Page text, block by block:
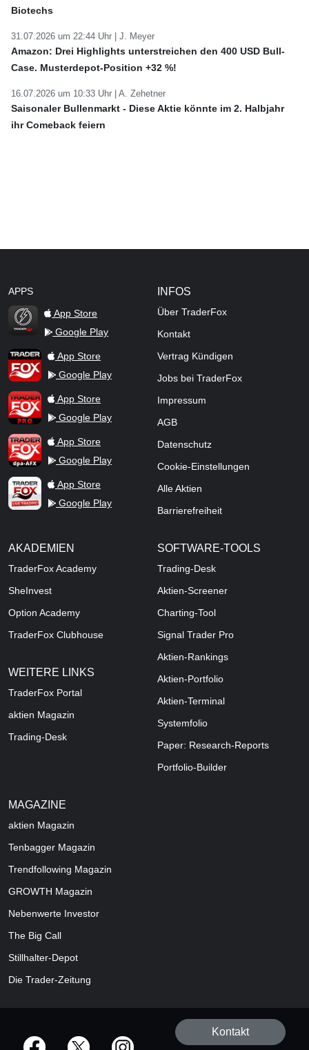
Biotechs
31.07.2026 um 22:44 Uhr | J. Meyer
Amazon: Drei Highlights unterstreichen den 400 USD Bull-
Case. Musterdepot-Position +32 %!
16.07.2026 um 10:33 Uhr | A. Zehetner
Saisonaler Bullenmarkt - Diese Aktie könnte im 2. Halbjahr
ihr Comeback feiern
APPS
TraderFox Flash
App Store
Google Play
TraderFox AppApp Store
Google Play
TraderFox ProApp Store
Google Play
TraderFox dpa-AFX ProFeed
App Store
Google Play
TraderFox Live Trading
App Store
Google Play
INFOS
Über TraderFox
Kontakt
Vertrag Kündigen
Jobs bei TraderFox
Impressum
AGB
Datenschutz
Cookie-Einstellungen
Alle Aktien
Barrierefreiheit
AKADEMIEN
TraderFox Academy
SheInvest
Option Academy
TraderFox Clubhouse
WEITERE LINKS
TraderFox Portal
aktien Magazin
Trading-Desk
SOFTWARE-TOOLS
Trading-Desk
Aktien-Screener
Charting-Tool
Signal Trader Pro
Aktien-Rankings
Aktien-Portfolio
Aktien-Terminal
Systemfolio
Paper: Research-Reports
Portfolio-Builder
MAGAZINE
aktien Magazin
Tenbagger Magazin
Trendfollowing Magazin
GROWTH Magazin
Nebenwerte Investor
The Big Call
Stillhalter-Depot
Die Trader-Zeitung
offizielle Social Media-Accounts
Kontakt